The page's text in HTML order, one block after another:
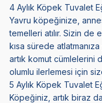
4 Aylık Köpek Tuvalet
Yavru köpeğinize,
temelleri atılır. Sizin de
kısa sürede
artık komut cümlelerini
olumlu ilerlemesi için
5 Aylık Köpek Tuvalet
Köpeğiniz, artık biraz